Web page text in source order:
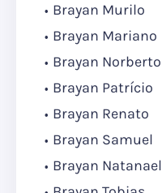
Brayan Murilo
Brayan Mariano
Brayan Norberto
Brayan Patrício
Brayan Renato
Brayan Samuel
Brayan Natanael